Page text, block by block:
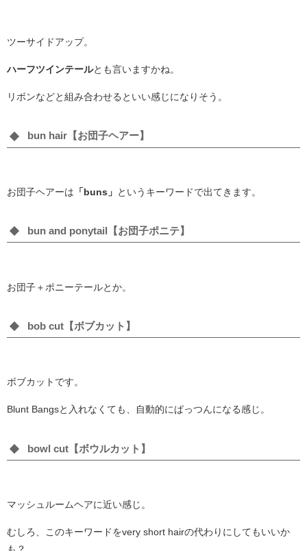
ツーサイドアップ。
ハーフツインテールとも言いますかね。
リボンなどと組み合わせるといい感じになりそう。
bun hair【お団子ヘアー】
お団子ヘアーは 「buns」 というキーワードで出てきます。
bun and ponytail【お団子ポニテ】
お団子＋ポニーテールとか。
bob cut【ボブカット】
ボブカットです。
Blunt Bangsと入れなくても、自動的にぱっつんになる感じ。
bowl cut【ボウルカット】
マッシュルームヘアに近い感じ。
むしろ、このキーワードをvery short hairの代わりにしてもいいか
も？